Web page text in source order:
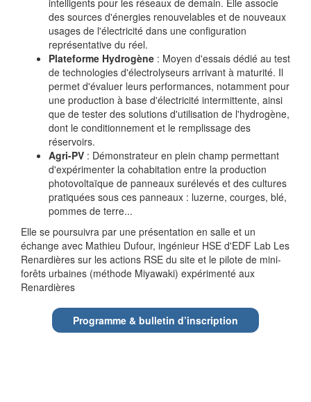
des sources d'énergies renouvelables et de nouveaux
usages de l'électricité dans une configuration
représentative du réel.
Plateforme Hydrogène : Moyen d'essais dédié au test
de technologies d'électrolyseurs arrivant à maturité. Il
permet d'évaluer leurs performances, notamment pour
une production à base d'électricité intermittente, ainsi
que de tester des solutions d'utilisation de l'hydrogène,
dont le conditionnement et le remplissage des
réservoirs.
Agri-PV : Démonstrateur en plein champ permettant
d'expérimenter la cohabitation entre la production
photovoltaïque de panneaux surélevés et des cultures
pratiquées sous ces panneaux : luzerne, courges, blé,
pommes de terre...
Elle se poursuivra par une présentation en salle et un
échange avec Mathieu Dufour, ingénieur HSE d'EDF Lab Les
Renardières sur les actions RSE du site et le pilote de mini-
forêts urbaines (méthode Miyawaki) expérimenté aux
Renardières
Programme & bulletin d’inscription